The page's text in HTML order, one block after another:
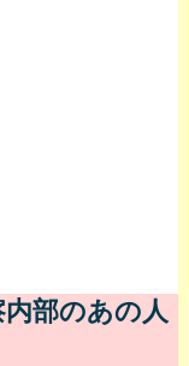
内部のあの人